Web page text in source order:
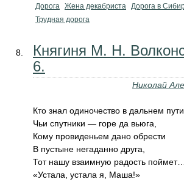
Дорога Жена декабриста Дорога в
Трудная дорога
Княгиня М. Н.
6.
Николай
Кто знал одиночество в дальнем пути,
Чьи спутники — горе да вьюга,
Кому провиденьем дано обрести
В пустыне негаданно друга,
Тот нашу взаимную радость поймет…
«Устала, устала я, Маша!»